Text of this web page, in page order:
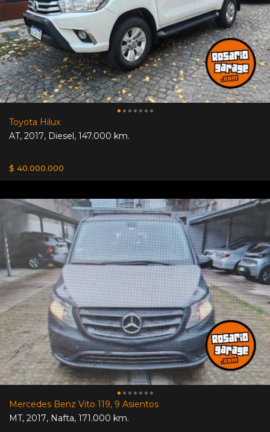
Toyota Hilux
AT, 2017, Diesel, 147.000 km.
$ 40.000.000
Mercedes Benz Vito 119, 9 Asientos
MT, 2017, Nafta, 171.000 km.